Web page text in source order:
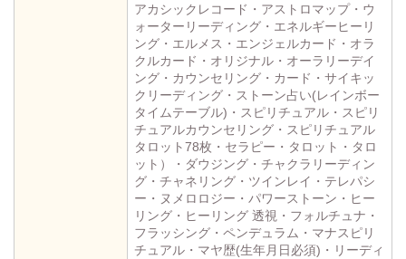
アカシックレコード・アストロマップ・ウ
ォーターリーディング・エネルギーヒーリ
ング・エルメス・エンジェルカード・オラ
クルカード・オリジナル・オーラリーデイ
ング・カウンセリング・カード・サイキッ
クリーディング・ストーン占い(レインボー
タイムテーブル)・スピリチュアル・スピリ
チュアルカウンセリング・スピリチュアル
タロット78枚・セラピー・タロット・タロ
ット）・ダウジング・チャクラリーディン
グ・チャネリング・ツインレイ・テレパシ
ー・ヌメロロジー・パワーストーン・ヒー
リング・ヒーリング 透視・フォルチュナ・
フラッシング・ペンデュラム・マナスピリ
チュアル・マヤ歴(生年月日必須)・リーディ